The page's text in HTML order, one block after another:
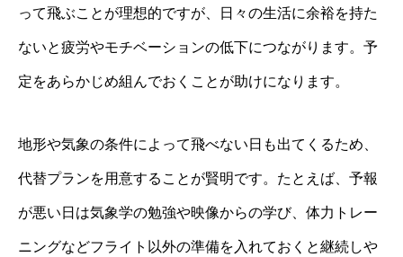
って飛ぶことが理想的ですが、日々の生活に余裕を持た
ないと疲労やモチベーションの低下につながります。予
定をあらかじめ組んでおくことが助けになります。
地形や気象の条件によって飛べない日も出てくるため、
代替プランを用意することが賢明です。たとえば、予報
が悪い日は気象学の勉強や映像からの学び、体力トレー
ニングなどフライト以外の準備を入れておくと継続しや